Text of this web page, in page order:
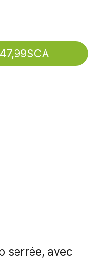
— 47,99$CA
serrée, avec